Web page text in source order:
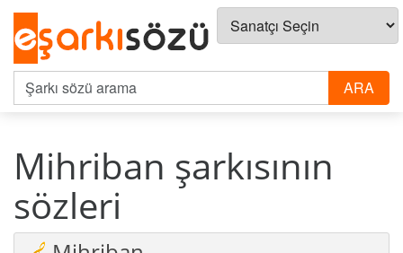
Mihriban şarkısının
sözleri